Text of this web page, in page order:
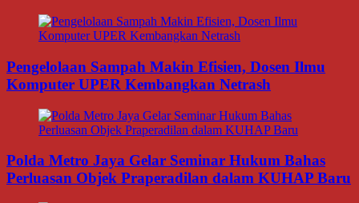
Pengelolaan Sampah Makin Efisien, Dosen Ilmu
Komputer UPER Kembangkan Netrash
Polda Metro Jaya Gelar Seminar Hukum Bahas
Perluasan Objek Praperadilan dalam KUHAP Baru